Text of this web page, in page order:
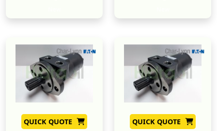
QUICK QUOTE QUICK QUOTE